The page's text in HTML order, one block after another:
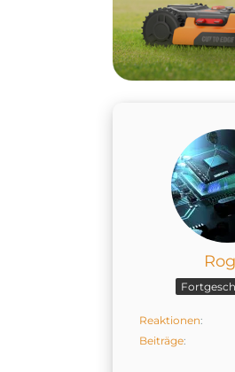
Reaktionen
Beiträge